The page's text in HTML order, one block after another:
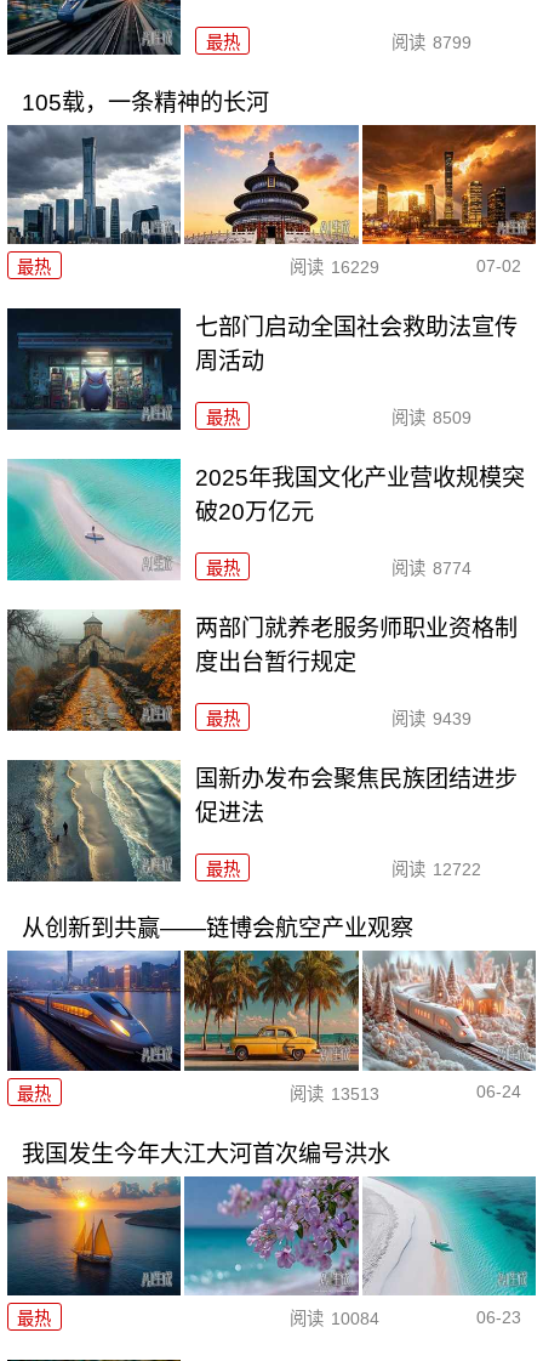
最热 阅读 8799
105载，一条精神的长河
最热 阅读 16229 07-02
七部门启动全国社会救助法宣传
周活动
最热 阅读 8509
2025年我国文化产业营收规模突
破20万亿元
最热 阅读 8774
两部门就养老服务师职业资格制
度出台暂行规定
最热 阅读 9439
国新办发布会聚焦民族团结进步
促进法
最热 阅读 12722
从创新到共赢——链博会航空产业观察
最热 阅读 13513 06-24
我国发生今年大江大河首次编号洪水
最热 阅读 10084 06-23